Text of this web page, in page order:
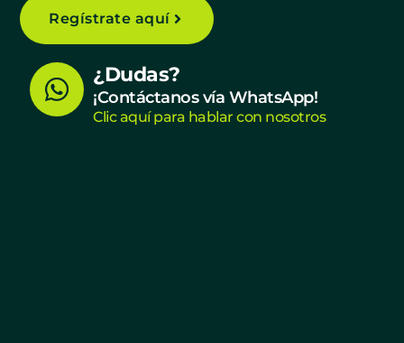
Regístrate aquí
W
h
¿Dudas?
¡Contáctanos vía WhatsApp!
Clic aquí para hablar con nosotros